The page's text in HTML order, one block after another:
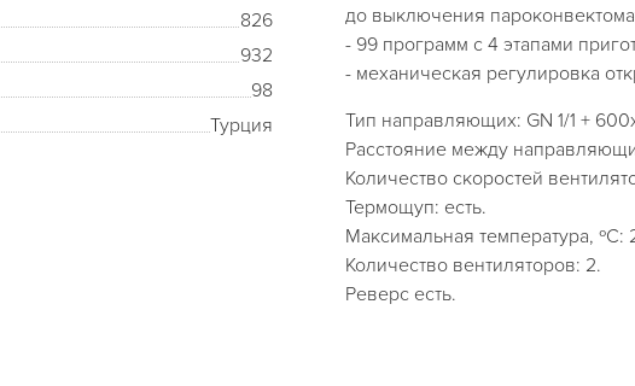
826
932
98
Турция
до выключения
- 99 программ с 4 этапами
- механическая регулировка
Тип направляющих: GN 1/1 +
Расстояние между
Количество скоростей
Термощуп: есть.
Максимальная температура, ºС:
Количество вентиляторов: 2.
Реверс есть.